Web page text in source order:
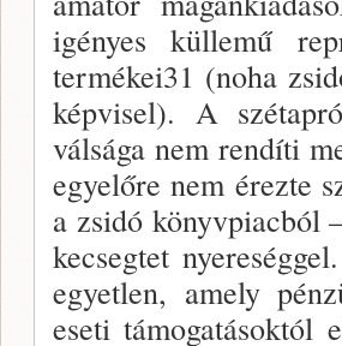
igényes küllemű
termékei31 (noha
képvisel). A
válsága nem rendíti
egyelőre nem érezte
a zsidó könyvpiacból
ke­csegtet
egyetlen, amely
eseti támogatásoktól